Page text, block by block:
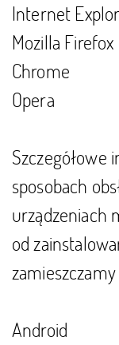
Internet
Mozilla Firefox
Chrome
Opera
Szczegółowe
sposobach
urządzeniach
od
Android